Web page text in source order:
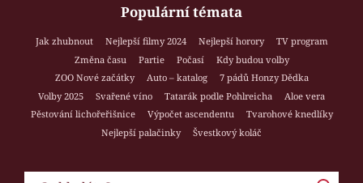
Populární témata
Jak zhubnout Nejlepší filmy 2024 Nejlepší horory
TV program
Změna času
Partie Počasí
Kdy budou volby
ZOO Nové začátky
Auto – katalog
7 pádů Honzy Dědka
Volby 2025
Svařené víno Tatarák podle Pohlreicha
Aloe vera
Pěstování lichořeřišnice
Výpočet ascendentu
Tvarohové knedlíky
Nejlepší palačinky
Švestkový koláč